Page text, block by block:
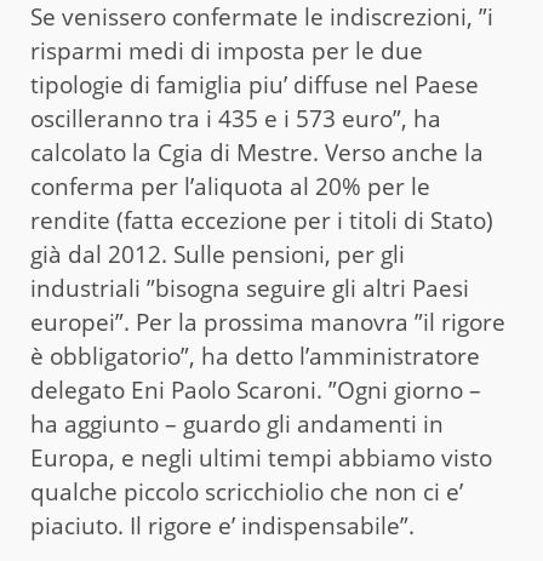
Se venissero confermate le indiscrezioni, ”i
risparmi medi di imposta per le due
tipologie di famiglia piu’ diffuse nel Paese
oscilleranno tra i 435 e i 573 euro”, ha
calcolato la Cgia di Mestre. Verso anche la
conferma per l’aliquota al 20% per le
rendite (fatta eccezione per i titoli di Stato)
già dal 2012. Sulle pensioni, per gli
industriali ”bisogna seguire gli altri Paesi
europei”. Per la prossima manovra ”il rigore
è obbligatorio”, ha detto l’amministratore
delegato Eni Paolo Scaroni. ”Ogni giorno –
ha aggiunto – guardo gli andamenti in
Europa, e negli ultimi tempi abbiamo visto
qualche piccolo scricchiolio che non ci e’
piaciuto. Il rigore e’ indispensabile”.